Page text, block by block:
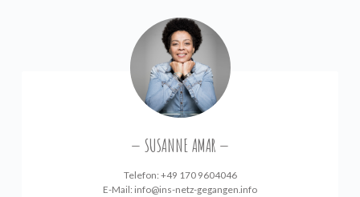
SUSANNE AMAR
Telefon: +49 170 9604046
E-Mail: info@ins-netz-gegangen.info